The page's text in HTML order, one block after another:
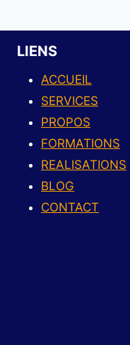
LIENS
ACCUEIL
SERVICES
PROPOS
FORMATIONS
REALISATIONS
BLOG
CONTACT